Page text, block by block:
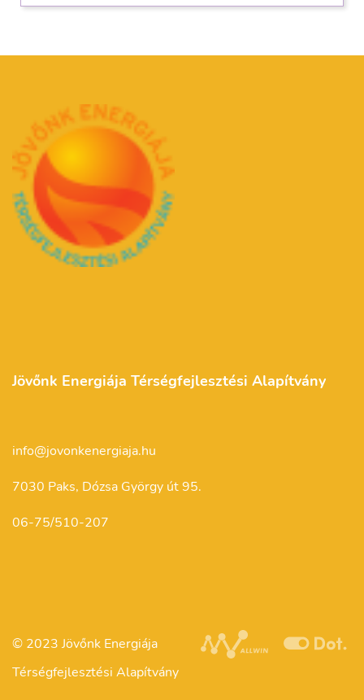
Jövőnk Energiája Térségfejlesztési Alapítvány
info@jovonkenergiaja.hu
7030 Paks, Dózsa György út 95.
06-75/510-207
© 2023 Jövőnk Energiája
Térségfejlesztési Alapítvány